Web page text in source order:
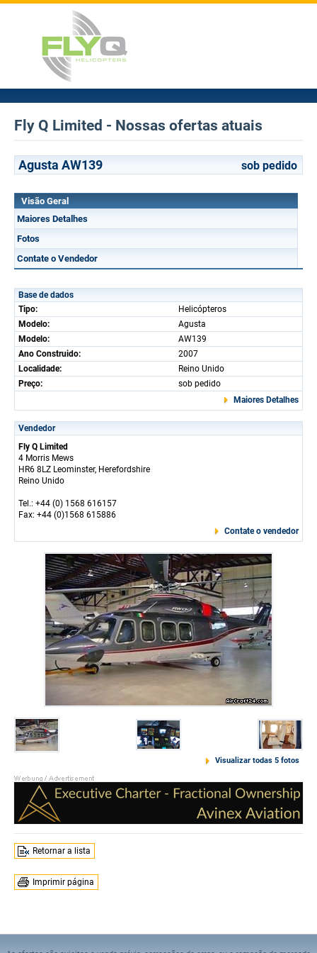
Fly Q Limited - Nossas ofertas atuais
Agusta AW139 sob pedido
Visão Geral
Maiores Detalhes
Fotos
Contate o Vendedor
Base de dados
Tipo:
Helicópteros
Modelo:
Agusta
Modelo:
AW139
Ano Construido:
2007
Localidade:
Reino Unido
Preço:
sob pedido
Maiores Detalhes
Vendedor
Fly Q Limited
4 Morris Mews
HR6 8LZ Leominster, Herefordshire
Reino Unido
Tel.: +44 (0) 1568 616157
Fax: +44 (0)1568 615886
Contate o vendedor
Visualizar todas 5 fotos
Retornar a lista
Imprimir página